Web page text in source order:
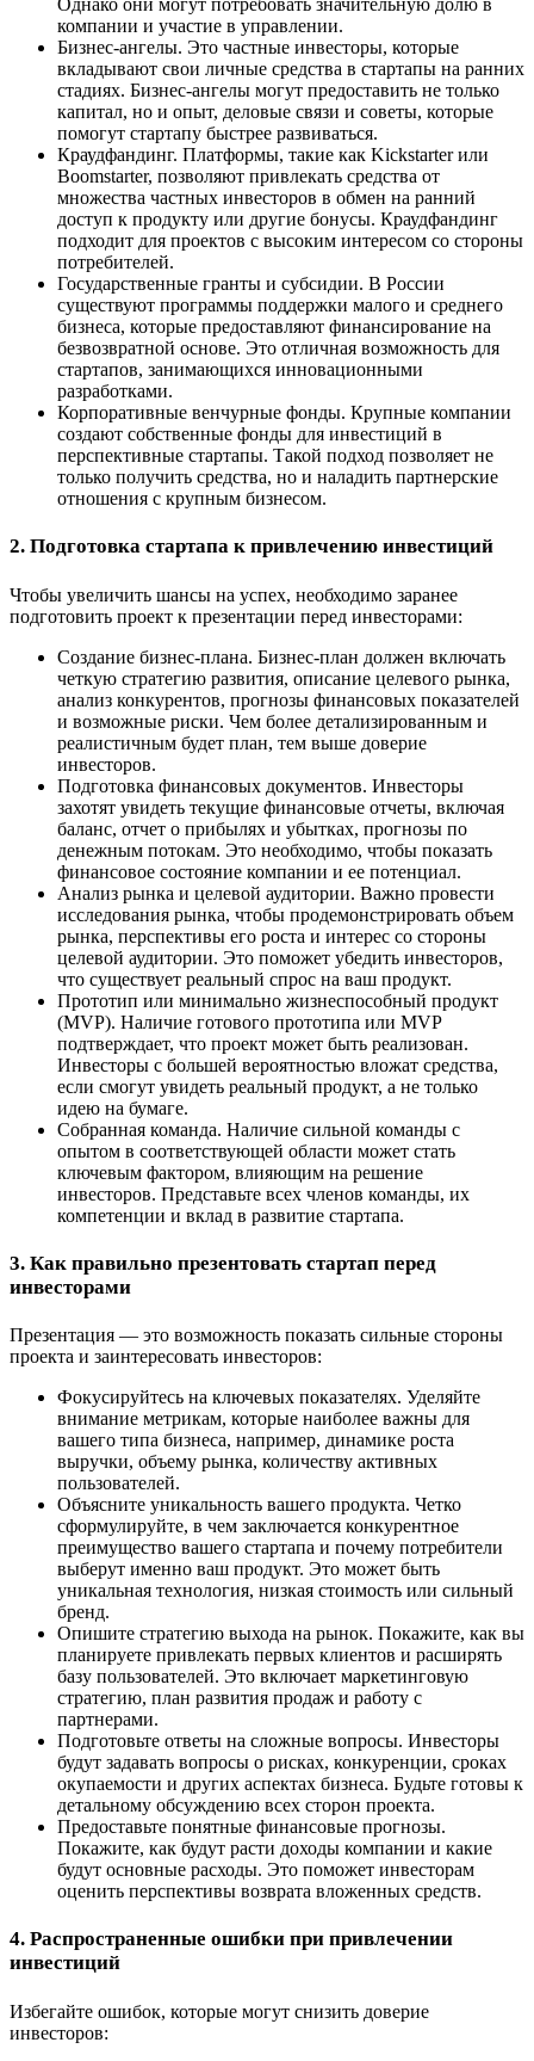
Однако они могут потребовать значительную долю в
компании и участие в управлении.
Бизнес-ангелы. Это частные инвесторы, которые
вкладывают свои личные средства в стартапы на ранних
стадиях. Бизнес-ангелы могут предоставить не только
капитал, но и опыт, деловые связи и советы, которые
помогут стартапу быстрее развиваться.
Краудфандинг. Платформы, такие как Kickstarter или
Boomstarter, позволяют привлекать средства от
множества частных инвесторов в обмен на ранний
доступ к продукту или другие бонусы. Краудфандинг
подходит для проектов с высоким интересом со стороны
потребителей.
Государственные гранты и субсидии. В России
существуют программы поддержки малого и среднего
бизнеса, которые предоставляют финансирование на
безвозвратной основе. Это отличная возможность для
стартапов, занимающихся инновационными
разработками.
Корпоративные венчурные фонды. Крупные компании
создают собственные фонды для инвестиций в
перспективные стартапы. Такой подход позволяет не
только получить средства, но и наладить партнерские
отношения с крупным бизнесом.
2. Подготовка стартапа к привлечению инвестиций
Чтобы увеличить шансы на успех, необходимо заранее
подготовить проект к презентации перед инвесторами:
Создание бизнес-плана. Бизнес-план должен включать
четкую стратегию развития, описание целевого рынка,
анализ конкурентов, прогнозы финансовых показателей
и возможные риски. Чем более детализированным и
реалистичным будет план, тем выше доверие
инвесторов.
Подготовка финансовых документов. Инвесторы
захотят увидеть текущие финансовые отчеты, включая
баланс, отчет о прибылях и убытках, прогнозы по
денежным потокам. Это необходимо, чтобы показать
финансовое состояние компании и ее потенциал.
Анализ рынка и целевой аудитории. Важно провести
исследования рынка, чтобы продемонстрировать объем
рынка, перспективы его роста и интерес со стороны
целевой аудитории. Это поможет убедить инвесторов,
что существует реальный спрос на ваш продукт.
Прототип или минимально жизнеспособный продукт
(MVP). Наличие готового прототипа или MVP
подтверждает, что проект может быть реализован.
Инвесторы с большей вероятностью вложат средства,
если смогут увидеть реальный продукт, а не только
идею на бумаге.
Собранная команда. Наличие сильной команды с
опытом в соответствующей области может стать
ключевым фактором, влияющим на решение
инвесторов. Представьте всех членов команды, их
компетенции и вклад в развитие стартапа.
3. Как правильно презентовать стартап перед
инвесторами
Презентация — это возможность показать сильные стороны
проекта и заинтересовать инвесторов:
Фокусируйтесь на ключевых показателях. Уделяйте
внимание метрикам, которые наиболее важны для
вашего типа бизнеса, например, динамике роста
выручки, объему рынка, количеству активных
пользователей.
Объясните уникальность вашего продукта. Четко
сформулируйте, в чем заключается конкурентное
преимущество вашего стартапа и почему потребители
выберут именно ваш продукт. Это может быть
уникальная технология, низкая стоимость или сильный
бренд.
Опишите стратегию выхода на рынок. Покажите, как вы
планируете привлекать первых клиентов и расширять
базу пользователей. Это включает маркетинговую
стратегию, план развития продаж и работу с
партнерами.
Подготовьте ответы на сложные вопросы. Инвесторы
будут задавать вопросы о рисках, конкуренции, сроках
окупаемости и других аспектах бизнеса. Будьте готовы к
детальному обсуждению всех сторон проекта.
Предоставьте понятные финансовые прогнозы.
Покажите, как будут расти доходы компании и какие
будут основные расходы. Это поможет инвесторам
оценить перспективы возврата вложенных средств.
4. Распространенные ошибки при привлечении
инвестиций
Избегайте ошибок, которые могут снизить доверие
инвесторов: